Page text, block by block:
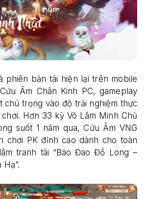
phiên bản tái hiện lại trên mobile
Âm Chân Kinh PC, gameplay
chú trọng vào độ trải nghiệm thực
Hơn 33 kỳ Võ Lâm Minh Chủ
suốt 1 năm qua, Cửu Âm VNG
chơi PK đỉnh cao dành cho toàn
tranh tài “Bảo Đao Đồ Long –